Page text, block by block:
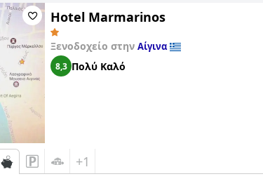
Hotel Marmarinos
Ξενοδοχείο στην Αίγινα
8,3 Πολύ Καλό
+1